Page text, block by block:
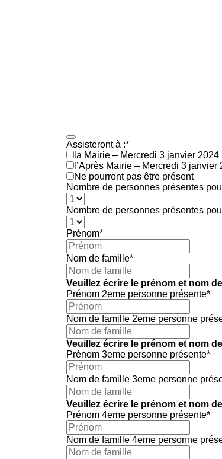
Assisteront à :*
la Mairie – Mercredi 3 janvier 2024
l’Après Mairie – Mercredi 3 janvier
Ne pourront pas être présent
Nombre de personnes présentes
Nombre de personnes présentes
Prénom*
Nom de famille*
Veuillez écrire le prénom et nom
Prénom 2eme personne présente*
Nom de famille 2eme personne
Veuillez écrire le prénom et nom
Prénom 3eme personne présente*
Nom de famille 3eme personne
Veuillez écrire le prénom et nom
Prénom 4eme personne présente*
Nom de famille 4eme personne